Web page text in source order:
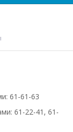
61-61-63
61-22-41, 61-